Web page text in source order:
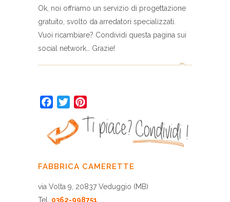
Ok, noi offriamo un servizio di progettazione
gratuito, svolto da arredatori specializzati.
Vuoi ricambiare? Condividi questa pagina sui
social network… Grazie!
Facebook
Twitter
FABBRICA CAMERETTE
via Volta 9, 20837 Veduggio (MB)
Tel. 0362-998751